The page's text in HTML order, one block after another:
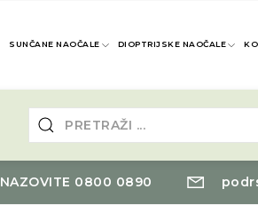
SUNČANE NAOČALE DIOPTRIJSKE NAOČALE
NAZOVITE 0800 0890